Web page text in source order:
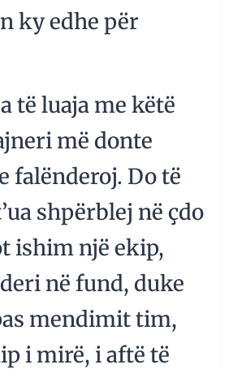
ky edhe për
të luaja me këtë
më donte
falënderoj. Do të
shpërblej në çdo
ishim një ekip,
në fund, duke
mendimit tim,
i mirë, i aftë të